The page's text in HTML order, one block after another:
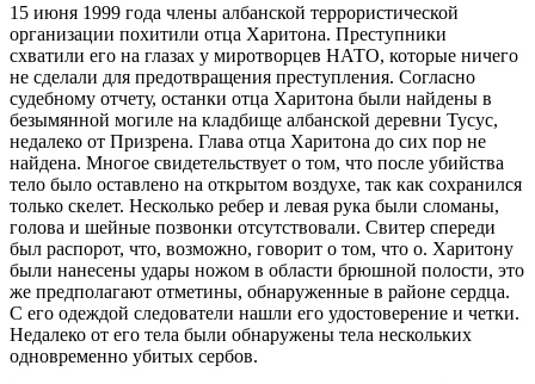
15 июня 1999 года члены албанской террористической
организации похитили отца Харитона. Преступники
схватили его на глазах у миротворцев НАТО, которые ничего
не cделали для предотвращения преступления. Согласно
судебному отчету, останки отца Харитона были найдены в
безымянной могиле на кладбище албанской деревни Тусус,
недалеко от Призрена. Глава отца Харитона до сих пор не
найдена. Многое свидетельствует о том, что после убийства
тело было оставлено на открытом воздухе, так как сохранился
только скелет. Несколько ребер и левая рука были сломаны,
голова и шейные позвонки отсутствовали. Свитер спереди
был распорот, что, возможно, говорит о том, что о. Харитону
были нанесены удары ножом в области брюшной полости, это
же предполагают отметины, обнаруженные в районе сердца.
С его одеждой следователи нашли его удостоверение и четки.
Недалеко от его тела были обнаружены тела нескольких
одновременно убитых сербов.